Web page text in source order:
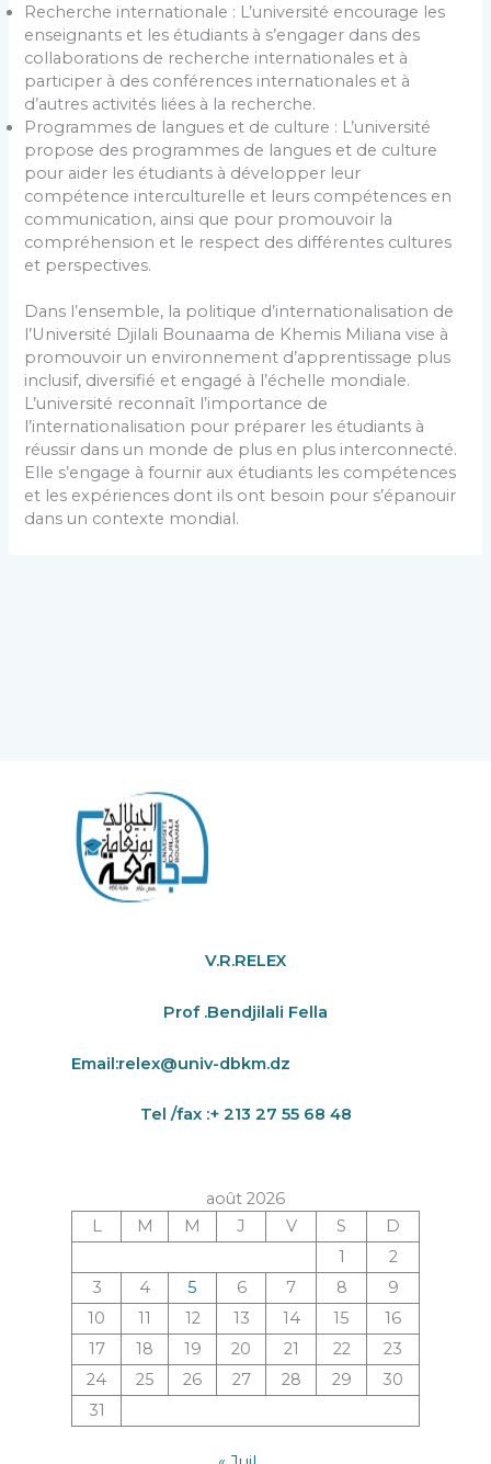
Recherche internationale : L’université encourage les
enseignants et les étudiants à s’engager dans des
collaborations de recherche internationales et à
participer à des conférences internationales et à
d’autres activités liées à la recherche.
Programmes de langues et de culture : L’université
propose des programmes de langues et de culture
pour aider les étudiants à développer leur
compétence interculturelle et leurs compétences en
communication, ainsi que pour promouvoir la
compréhension et le respect des différentes cultures
et perspectives.
Dans l’ensemble, la politique d’internationalisation de
l’Université Djilali Bounaama de Khemis Miliana vise à
promouvoir un environnement d’apprentissage plus
inclusif, diversifié et engagé à l’échelle mondiale.
L’université reconnaît l’importance de
l’internationalisation pour préparer les étudiants à
réussir dans un monde de plus en plus interconnecté.
Elle s’engage à fournir aux étudiants les compétences
et les expériences dont ils ont besoin pour s’épanouir
dans un contexte mondial.
V.R.RELEX
Prof .Bendjilali Fella
Email:relex@univ-dbkm.dz
Tel /fax :+ 213 27 55 68 48
août 2026
L
M M J V S
D
1
2
3
4 5 6 7 8
9
10
11 12 13 14 15
16
17
18 19 20 21 22
23
24
25 26 27 28 29
30
31